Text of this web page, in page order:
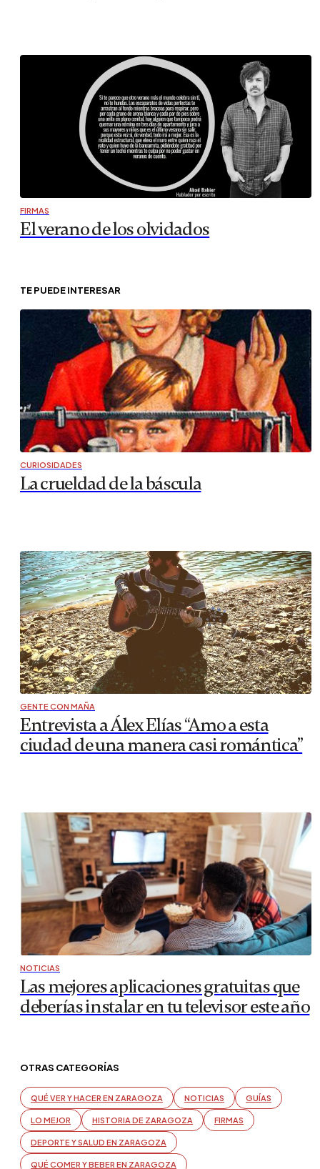
FIRMAS
El verano de los olvidados
TE PUEDE INTERESAR
CURIOSIDADES
La crueldad de la báscula
GENTE CON MAÑA
Entrevista a Álex Elías “Amo a esta
ciudad de una manera casi romántica”
NOTICIAS
Las mejores aplicaciones gratuitas que
deberías instalar en tu televisor este año
OTRAS CATEGORÍAS
QUÉ VER Y HACER EN ZARAGOZA NOTICIAS GUÍAS
LO MEJOR HISTORIA DE ZARAGOZA FIRMAS
DEPORTE Y SALUD EN ZARAGOZA
QUÉ COMER Y BEBER EN ZARAGOZA